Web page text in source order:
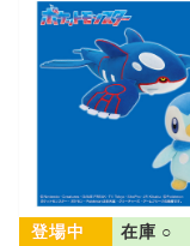
在庫 ○